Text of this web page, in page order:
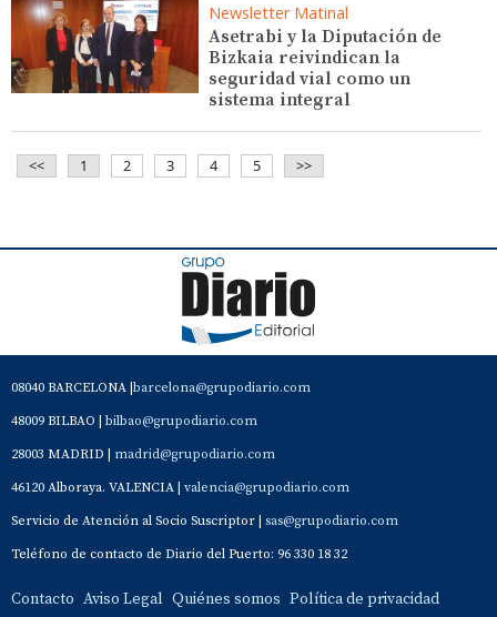
Newsletter Matinal
Asetrabi y la Diputación de
Bizkaia reivindican la
seguridad vial como un
sistema integral
<< 1 2 3 4 5 >>
08040 BARCELONA | barcelona@grupodiario.com
48009 BILBAO | bilbao@grupodiario.com
28003 MADRID | madrid@grupodiario.com
46120 Alboraya. VALENCIA | valencia@grupodiario.com
Servicio de Atención al Socio Suscriptor | sas@grupodiario.com
Teléfono de contacto de Diario del Puerto: 96 330 18 32
Contacto Aviso Legal Quiénes somos Política de privacidad